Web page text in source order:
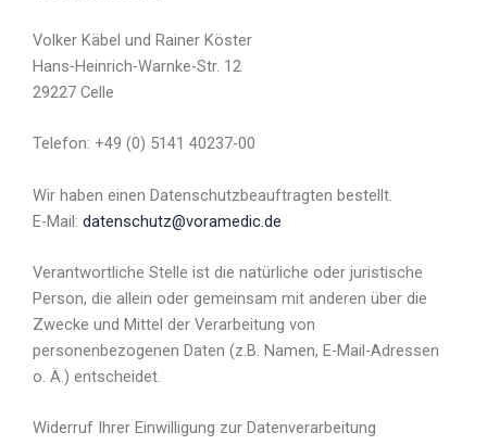
Volker Käbel und Rainer Köster
Hans-Heinrich-Warnke-Str. 12
29227 Celle
Telefon: +49 (0) 5141 40237-00
Wir haben einen Datenschutzbeauftragten bestellt.
E-Mail: datenschutz@voramedic.de
Verantwortliche Stelle ist die natürliche oder juristische
Person, die allein oder gemeinsam mit anderen über die
Zwecke und Mittel der Verarbeitung von
personenbezogenen Daten (z.B. Namen, E-Mail-Adressen
o. Ä.) entscheidet.
Widerruf Ihrer Einwilligung zur Datenverarbeitung